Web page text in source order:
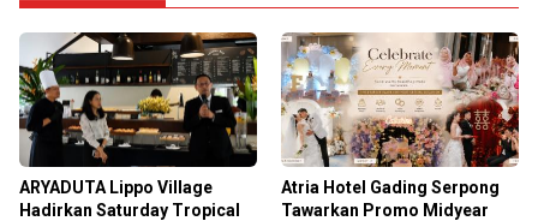
ARYADUTA Lippo Village
Hadirkan Saturday Tropical
Atria Hotel Gading Serpong
Tawarkan Promo Midyear